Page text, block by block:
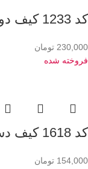
کد 1233 کیف دوشی زنانه بغل زیپ
230,000 تومان
فروخته شده
کد 1618 کیف دستی دوشی دخترانه مدل الینا
154,000 تومان